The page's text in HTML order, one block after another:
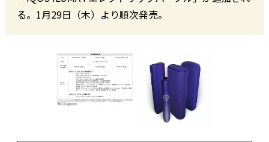
る。1月29日（木）より順次発売。